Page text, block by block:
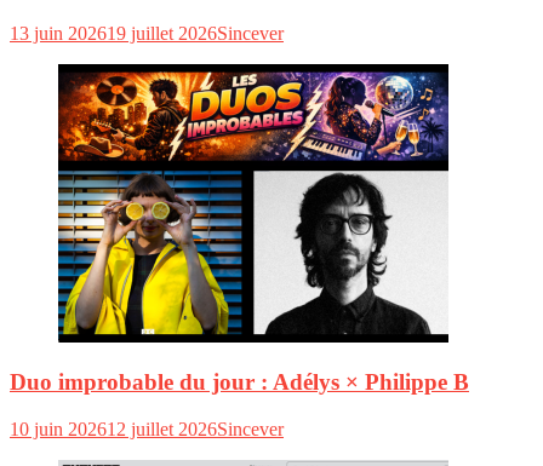
13 juin 202619 juillet 2026Sincever
Duo improbable du jour : Adélys × Philippe B
10 juin 202612 juillet 2026Sincever